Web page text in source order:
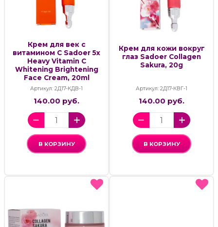
Крем для век с
витамином С Sadoer 5x
Heavy Vitamin C
Whitening Brightening
Face Cream, 20ml
Артикул: 2Д17-КДВ-1
140.00 руб.
В КОРЗИНУ
Крем для кожи вокруг
глаз Sadoer Collagen
Sakura, 20g
Артикул: 2Д17-КВГ-1
140.00 руб.
В КОРЗИНУ